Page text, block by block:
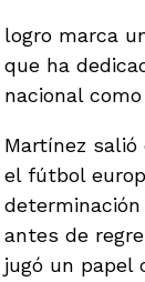
logro marca
que ha
nacional
Martínez
el fútbol
antes de
jugó un papel